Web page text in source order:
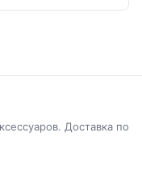
Доставка по